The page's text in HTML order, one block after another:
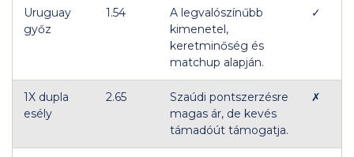
Uruguay
győz
1.54
A legvalószínűbb
kimenetel,
keretminőség és
matchup alapján.
✓
1X dupla
esély
2.65
Szaúdi pontszerzésre
magas ár, de kevés
támadóút támogatja.
✗